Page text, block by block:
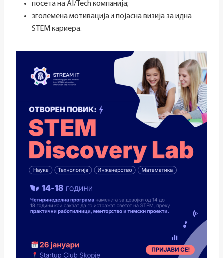
посета на AI/Tech компанија;
зголемена мотивација и појасна визија за идна
STEM кариера.